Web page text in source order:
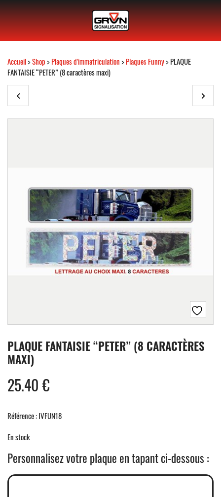
Accueil>Shop>Plaques d'immatriculation>Plaques Funny> PLAQUE
FANTAISIE “PETER” (8 caractères maxi)
PLAQUE FANTAISIE “PETER” (8 CARACTÈRES
MAXI)
25.40€
Référence : IVFUN18
En stock
Personnalisez votre plaque en tapant ci-dessous :